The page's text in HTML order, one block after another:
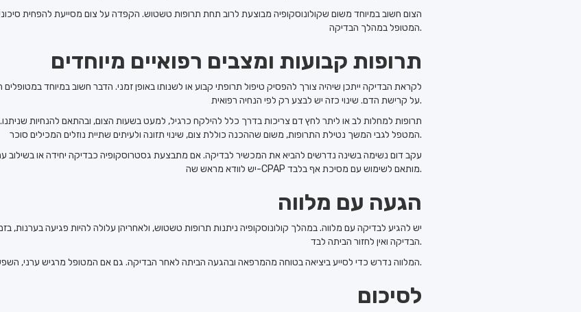
הצום חשוב במיוחד משום שקולונוסקופיה מבוצעת לרוב תחת תרופות טשטוש. הקפדה על צום מסייעת להפחית
המטופל במהלך הבדיקה.
תרופות קבועות ומצבים רפואיים מיוחדים
לקראת הבדיקה ייתכן שיהיה צורך להפסיק טיפול תרופתי קבוע או לשנותו באופן זמני. הדבר חשוב במיוחד
על קרישת הדם. שינוי כזה יש לבצע רק לפי הנחיה רפואית.
תרופות למחלות לב או ליתר לחץ דם צריכות בדרך כלל להילקח כרגיל, למעט בשעות הצום, ובהתאם להנחיות
המטפל לגבי המשך נטילת התרופות, משום שההכנה כוללת צום, שינוי תזונה ולעיתים שתיית נוזלים המכילים סוכר.
יש לוודא מראש שה-CPAP מותאם לשימוש עם מסיכת אף בלבד.
הגעה עם מלווה
יש להגיע לבדיקה עם מלווה. במהלך קולונוסקופיה ניתנות תרופות טשטוש, ולאחריהן עלולה להיות פגיעה בערנות,
הבדיקה ואין לחזור הביתה לבד.
המלווה נדרש כדי לסייע ביציאה בטוחה מהמרפאה ובהגעה הביתה לאחר הבדיקה. גם אם המטופל מרגיש ערני, השפעת הטשטוש עשויה להימשך מספר שעות.
לסיכום